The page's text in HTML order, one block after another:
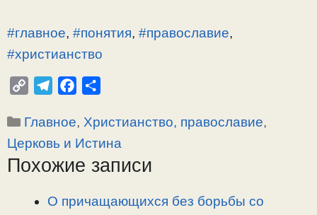
#главное, #понятия, #православие,
#христианство
p
y
L
l
e
g
a
e
b
п
р
а
Рубрики
Главное, Христианство, православие,
Церковь и Истина
Похожие записи
О причащающихся без борьбы со